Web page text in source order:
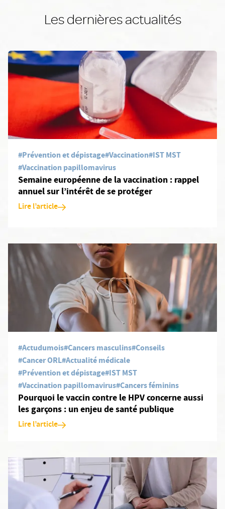
Les dernières actualités
En savoir plus: Semaine européenne de la vaccination : rappel
#Prévention et dépistage#Vaccination#IST MST
#Vaccination papillomavirus
Semaine européenne de la vaccination : rappel
annuel sur l’intérêt de se protéger
Lire l’article
En savoir plus: Pourquoi le vaccin contre le HPV concerne
#Actudumois#Cancers masculins#Conseils
#Cancer ORL#Actualité médicale
#Prévention et dépistage#IST MST
#Vaccination papillomavirus#Cancers féminins
Pourquoi le vaccin contre le HPV concerne aussi
les garçons : un enjeu de santé publique
Lire l’article
En savoir plus: MST : test pris en charge à cent pour cent pour